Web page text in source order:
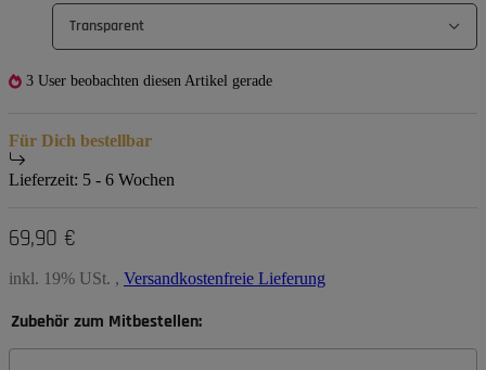
Transparent
3 User beobachten diesen Artikel gerade
Für Dich bestellbar
Lieferzeit: 5 - 6 Wochen
69,90 €
inkl. 19% USt. , Versandkostenfreie Lieferung
Zubehör zum Mitbestellen: